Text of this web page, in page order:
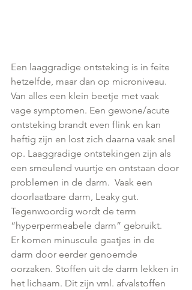
Een laaggradige ontsteking is in feite
hetzelfde, maar dan op microniveau.
Van alles een klein beetje met vaak
vage symptomen. Een gewone/acute
ontsteking brandt even flink en kan
heftig zijn en lost zich daarna vaak snel
op. Laaggradige ontstekingen zijn als
een smeulend vuurtje en ontstaan door
problemen in de darm.  Vaak een
doorlaatbare darm, Leaky gut.
Tegenwoordig wordt de term
“hyperpermeabele darm” gebruikt.
Er komen minuscule gaatjes in de
darm door eerder genoemde
oorzaken. Stoffen uit de darm lekken in
het lichaam. Dit zijn vrnl. afvalstoffen